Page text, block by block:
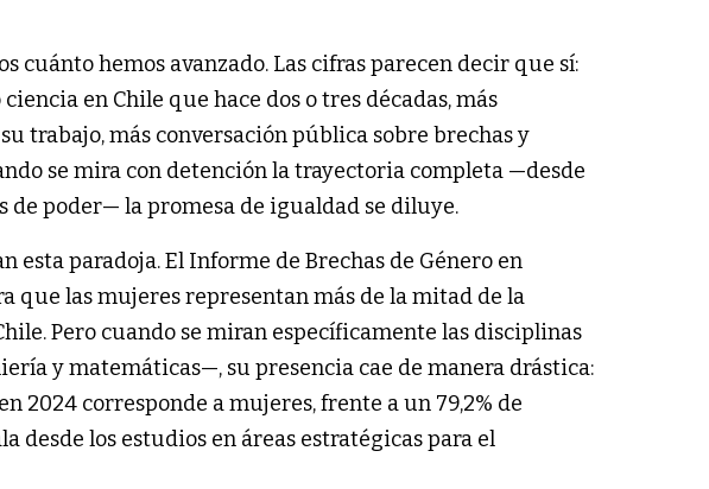
cuánto hemos avanzado. Las cifras parecen decir que sí:
en Chile que hace dos o tres décadas, más
trabajo, más conversación pública sobre brechas y
se mira con detención la trayectoria completa —desde
de poder— la promesa de igualdad se diluye.
esta paradoja. El Informe de Brechas de Género en
que las mujeres representan más de la mitad de la
Pero cuando se miran específicamente las disciplinas
y matemáticas—, su presencia cae de manera drástica:
2024 corresponde a mujeres, frente a un 79,2% de
desde los estudios en áreas estratégicas para el